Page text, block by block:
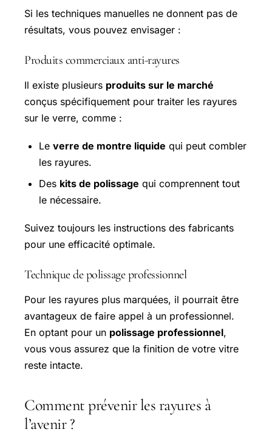
Si les techniques manuelles ne donnent pas de
résultats, vous pouvez envisager :
Produits commerciaux anti-rayures
Il existe plusieurs produits sur le marché
conçus spécifiquement pour traiter les rayures
sur le verre, comme :
Le verre de montre liquide qui peut combler
les rayures.
Des kits de polissage qui comprennent tout
le nécessaire.
Suivez toujours les instructions des fabricants
pour une efficacité optimale.
Technique de polissage professionnel
Pour les rayures plus marquées, il pourrait être
avantageux de faire appel à un professionnel.
En optant pour un polissage professionnel,
vous vous assurez que la finition de votre vitre
reste intacte.
Comment prévenir les rayures à
l’avenir ?